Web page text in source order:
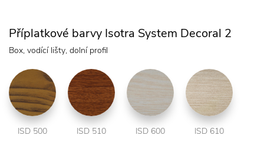
Příplatkové barvy Isotra System Decoral 2
Box, vodící lišty, dolní profil
ISD 500 ISD 510 ISD 600 ISD 610